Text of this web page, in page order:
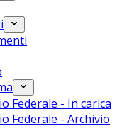
Federale - In carica
Federale - Archivio